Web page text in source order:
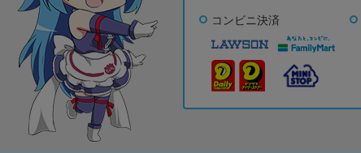
コンビニ決済